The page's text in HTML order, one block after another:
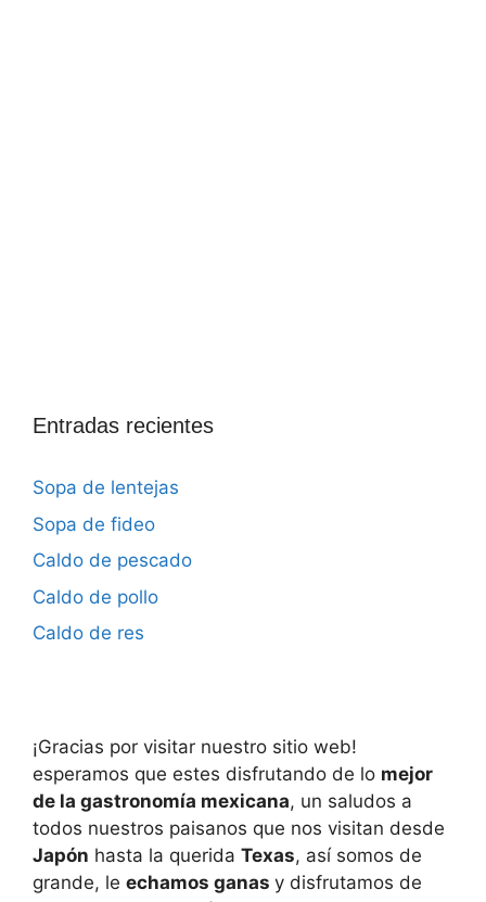
Entradas recientes
Sopa de lentejas
Sopa de fideo
Caldo de pescado
Caldo de pollo
Caldo de res
¡Gracias por visitar nuestro sitio web!
esperamos que estes disfrutando de lo mejor
de la gastronomía mexicana, un saludos a
todos nuestros paisanos que nos visitan desde
Japón hasta la querida Texas, así somos de
grande, le echamos ganas y disfrutamos de